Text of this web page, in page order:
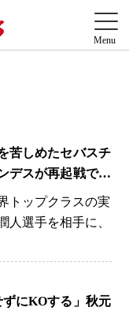
苦しめたセバスチ
デスが再起戦で圧
手を沈める…次戦
トップクラスの実
人選手を相手に、
ずにKOする」秋元